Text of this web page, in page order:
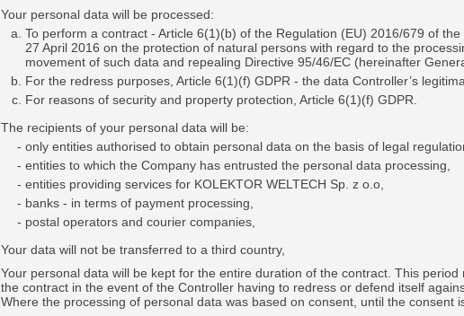
Your personal data will be processed:
To perform a contract - Article 6(1)(b) of the Regulation (EU) 2016/679 of
27 April 2016 on the protection of natural persons with regard to the
movement of such data and repealing Directive 95/46/EC (hereinafter
For the redress purposes, Article 6(1)(f) GDPR - the data Controller’s
For reasons of security and property protection, Article 6(1)(f) GDPR.
The recipients of your personal data will be:
only entities authorised to obtain personal data on the basis of legal
entities to which the Company has entrusted the personal data processing,
entities providing services for KOLEKTOR WELTECH Sp. z o.o,
banks - in terms of payment processing,
postal operators and courier companies,
Your data will not be transferred to a third country,
Your personal data will be kept for the entire duration of the contract. This
the contract in the event of the Controller having to redress or defend itself
Where the processing of personal data was based on consent, until the consent